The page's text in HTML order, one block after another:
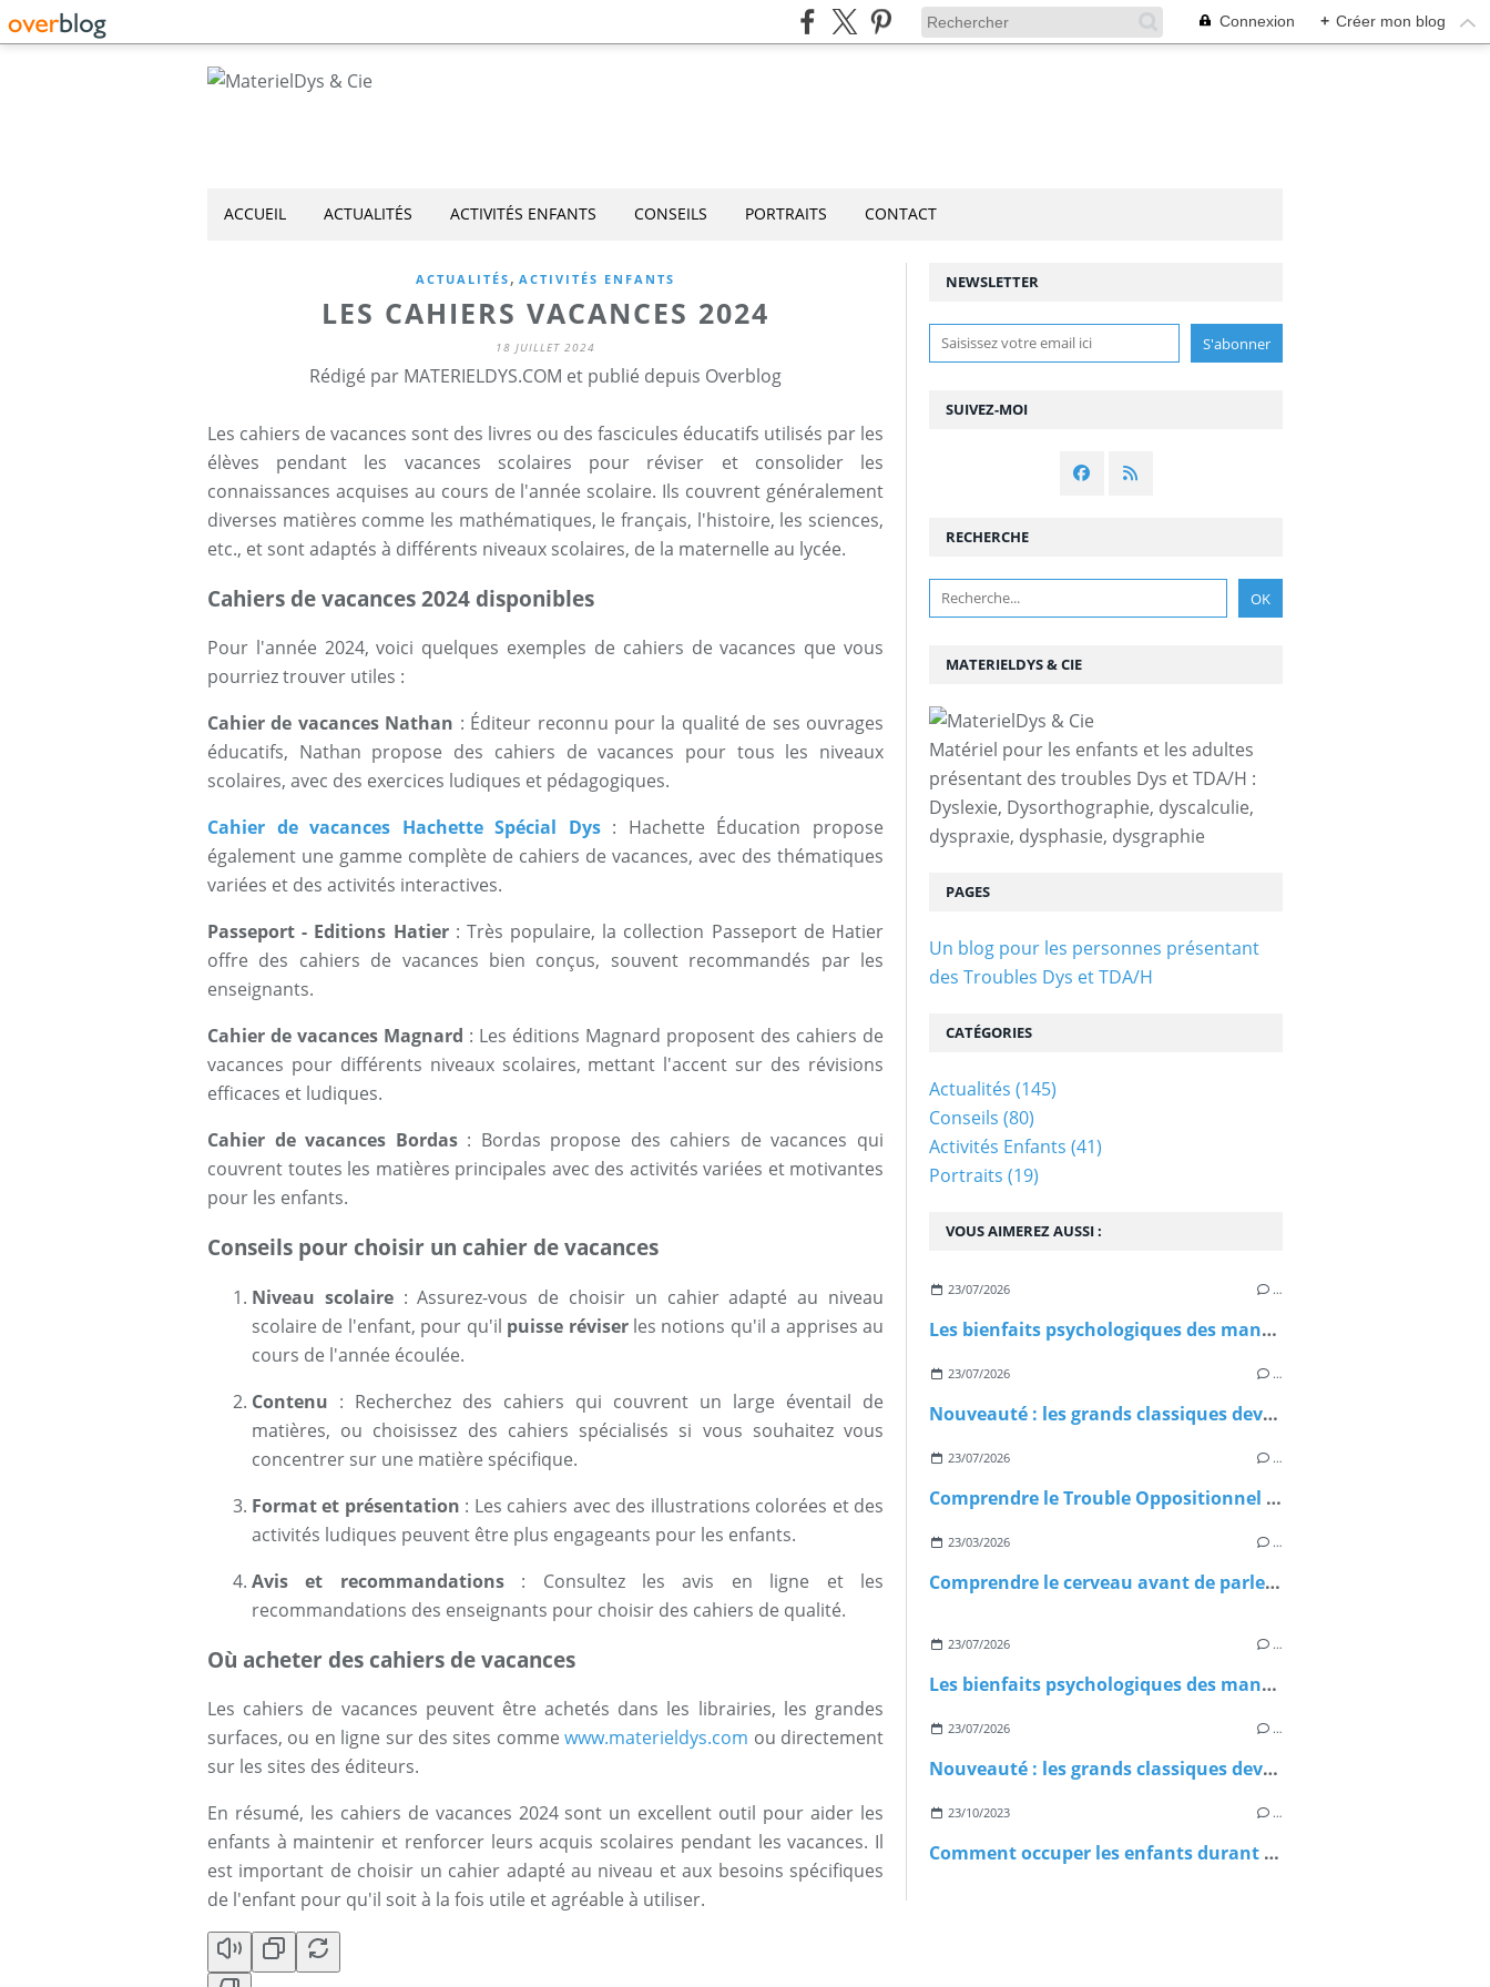
Connexion + Créer mon blog
ACCUEIL ACTUALITÉS ACTIVITÉS ENFANTS CONSEILS PORTRAITS CONTACT
ACTUALITÉS , ACTIVITÉS ENFANTS
LES CAHIERS VACANCES 2024
18 JUILLET 2024
Rédigé par MATERIELDYS.COM et publié depuis Overblog
Les cahiers de vacances sont des livres ou des fascicules éducatifs utilisés par les
élèves pendant les vacances scolaires pour réviser et consolider les
connaissances acquises au cours de l'année scolaire. Ils couvrent généralement
diverses matières comme les mathématiques, le français, l'histoire, les sciences,
etc., et sont adaptés à différents niveaux scolaires, de la maternelle au lycée.
Cahiers de vacances 2024 disponibles
Pour l'année 2024, voici quelques exemples de cahiers de vacances que vous
pourriez trouver utiles :
Cahier de vacances Nathan : Éditeur reconnu pour la qualité de ses ouvrages
éducatifs, Nathan propose des cahiers de vacances pour tous les niveaux
scolaires, avec des exercices ludiques et pédagogiques.
Cahier de vacances Hachette Spécial Dys: Hachette Éducation propose
également une gamme complète de cahiers de vacances, avec des thématiques
variées et des activités interactives.
Passeport - Editions Hatier: Très populaire, la collection Passeport de Hatier
offre des cahiers de vacances bien conçus, souvent recommandés par les
enseignants.
Cahier de vacances Magnard : Les éditions Magnard proposent des cahiers de
vacances pour différents niveaux scolaires, mettant l'accent sur des révisions
efficaces et ludiques.
Cahier de vacances Bordas: Bordas propose des cahiers de vacances qui
couvrent toutes les matières principales avec des activités variées et motivantes
pour les enfants.
Conseils pour choisir un cahier de vacances
Niveau scolaire: Assurez-vous de choisir un cahier adapté au niveau
scolaire de l'enfant, pour qu'il puisse réviser les notions qu'il a apprises au
cours de l'année écoulée.
Contenu : Recherchez des cahiers qui couvrent un large éventail de
matières, ou choisissez des cahiers spécialisés si vous souhaitez vous
concentrer sur une matière spécifique.
Format et présentation : Les cahiers avec des illustrations colorées et des
activités ludiques peuvent être plus engageants pour les enfants.
Avis et recommandations: Consultez les avis en ligne et les
recommandations des enseignants pour choisir des cahiers de qualité.
Où acheter des cahiers de vacances
Les cahiers de vacances peuvent être achetés dans les librairies, les grandes
surfaces, ou en ligne sur des sites commewww.materieldys.com ou directement
sur les sites des éditeurs.
En résumé, les cahiers de vacances 2024 sont un excellent outil pour aider les
enfants à maintenir et renforcer leurs acquis scolaires pendant les vacances. Il
est important de choisir un cahier adapté au niveau et aux besoins spécifiques
de l'enfant pour qu'il soit à la fois utile et agréable à utiliser.
NEWSLETTER
SUIVEZ-MOI
RECHERCHE
MATERIELDYS & CIE
Matériel pour les enfants et les adultes
présentant des troubles Dys et TDA/H :
Dyslexie, Dysorthographie, dyscalculie,
dyspraxie, dysphasie, dysgraphie
VOUS AIMEREZ AUSSI :
23/07/2026 …
Les bienfaits psychologiques des mandalas chez les enfants : un moment de calme et de créativité en famille
23/07/2026 …
Nouveauté : les grands classiques deviennent accessibles avec les livres « Mes lectures DYS »
23/07/2026 …
Comprendre le Trouble Oppositionnel avec Provocation (TOP) : mieux accompagner les enfants au quotidien
23/03/2026 …
Comprendre le cerveau avant de parler du TDAH : les bases essentielles
23/07/2026 …
Les bienfaits psychologiques des mandalas chez les enfants : un moment de calme et de créativité en famille
23/07/2026 …
Nouveauté : les grands classiques deviennent accessibles avec les livres « Mes lectures DYS »
23/10/2023 …
Comment occuper les enfants durant les vacances ?
PAGES
Un blog pour les personnes présentant
des Troubles Dys et TDA/H
CATÉGORIES
Actualités (145)
Conseils (80)
Activités Enfants (41)
Portraits (19)